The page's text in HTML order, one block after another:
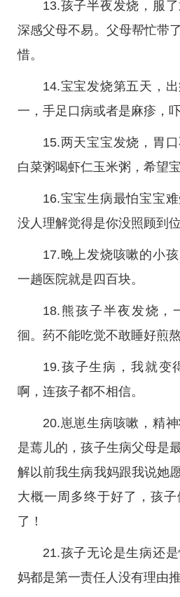
13.孩子半夜发烧，服
深感父母不易。父母帮忙带
惜。
14.宝宝发烧第五天，
一，手足口病或者是麻疹，
15.两天宝宝发烧，胃
白菜粥喝虾仁玉米粥，希望
16.宝宝生病最怕宝宝
没人理解觉得是你没照顾到
17.晚上发烧咳嗽的小
一趟医院就是四百块。
18.熊孩子半夜发烧，
徊。药不能吃觉不敢睡好煎熬
19.孩子生病，我就变
啊，连孩子都不相信。
20.崽崽生病咳嗽，精
是蔫儿的，孩子生病父母是
解以前我生病我妈跟我说她
大概一周多终于好了，孩
了！
21.孩子无论是生病还
妈都是第一责任人没有理由